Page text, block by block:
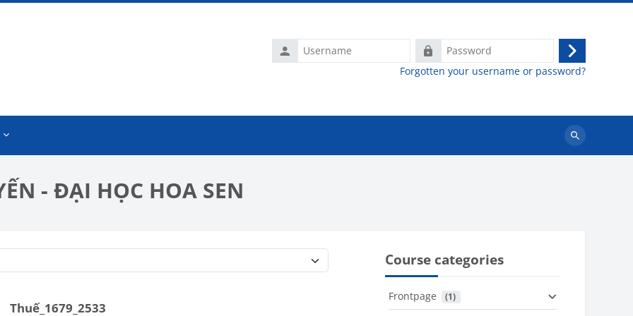
Username
Password
Log
in
Forgotten your username or password?
Search
- ĐẠI HỌC HOA SEN
Thuế_1679_2533
Course categories
Frontpage (1)